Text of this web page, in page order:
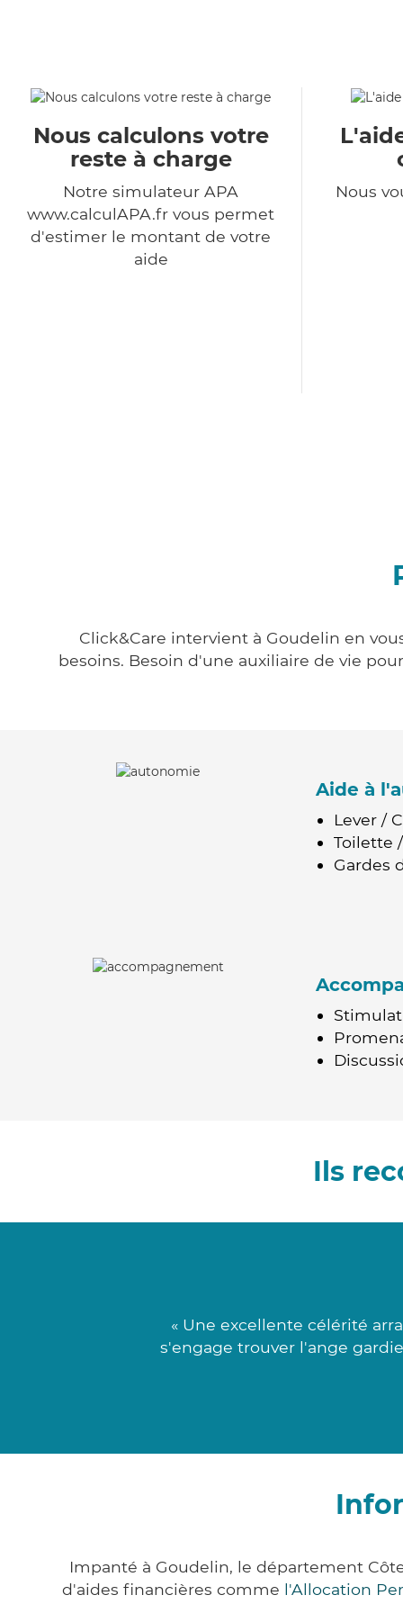
Nous calculons votre
reste à charge
Notre simulateur APA
www.calculAPA.fr vous permet
d'estimer le montant de votre
aide
Nous
Click&Care intervient à Goudelin en
besoins. Besoin d'une auxiliaire de vie
Aide à
Lever /
Toilette
Gardes
Ils
« Une excellente célérité
s'engage trouver l'ange
Impanté à Goudelin, le département
d'aides financières comme l'Allocation